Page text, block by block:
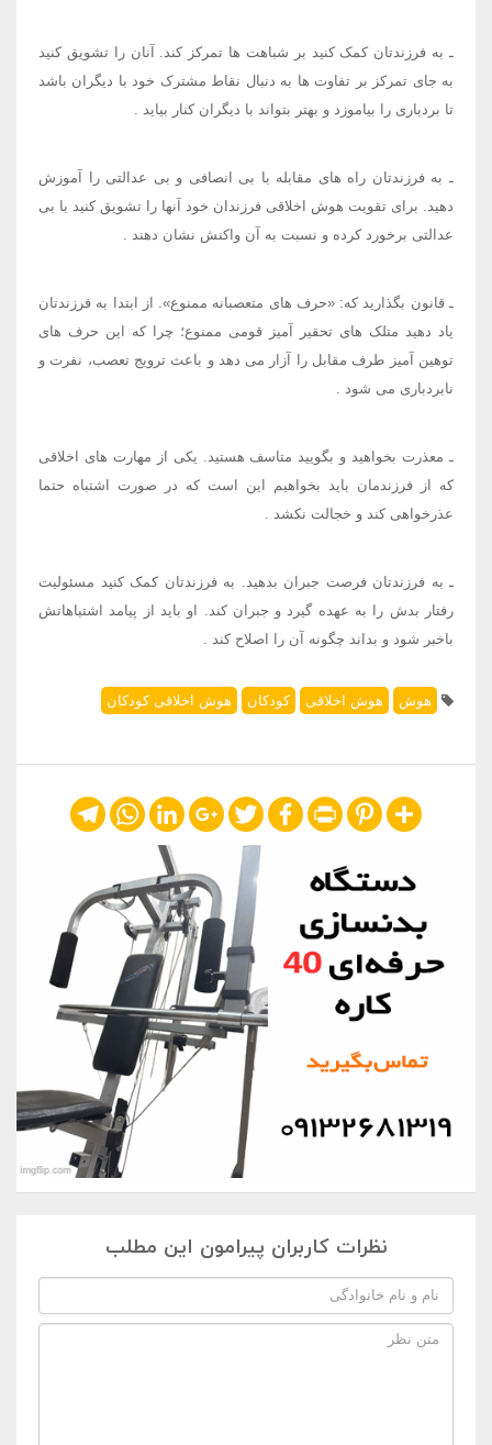
ـ به فرزندتان کمک کنید بر شباهت ها تمرکز کند. آنان را تشویق کنید
به جای تمرکز بر تفاوت ها به دنبال نقاط مشترک خود با دیگران باشد
تا بردباری را بیاموزد و بهتر بتواند با دیگران کنار بیاید .
ـ به فرزندتان راه های مقابله با بی انصافی و بی عدالتی را آموزش
دهید. برای تقویت هوش اخلاقی فرزندان خود آنها را تشویق کنید با بی
عدالتی برخورد کرده و نسبت به آن واکنش نشان دهند .
ـ قانون بگذارید که: «حرف های متعصبانه ممنوع». از ابتدا به فرزندتان
یاد دهید متلک های تحقیر آمیز قومی ممنوع؛ چرا که این حرف های
توهین آمیز طرف مقابل را آزار می دهد و باعث ترویج تعصب، نفرت و
نابردباری می شود .
ـ معذرت بخواهید و بگویید متاسف هستید. یکی از مهارت های اخلاقی
که از فرزندمان باید بخواهیم این است که در صورت اشتباه حتما
عذرخواهی کند و خجالت نکشد .
ـ به فرزندتان فرصت جبران بدهید. به فرزندتان کمک کنید مسئولیت
رفتار بدش را به عهده گیرد و جبران کند. او باید از پیامد اشتباهاتش
باخبر شود و بداند چگونه آن را اصلاح کند .
هوش هوش اخلاقی کودکان هوش اخلاقی کودکان
Share
Pinterest
Print
Facebook
Twitter
Google+
LinkedIn
WhatsApp
Telegram
نظرات کاربران پیرامون این مطلب